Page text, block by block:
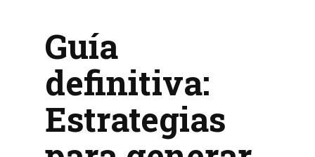
Guía
definitiva:
Estrategias